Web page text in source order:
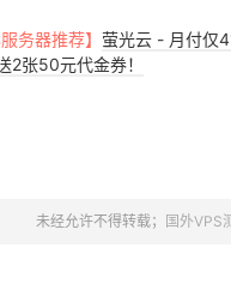
务器推荐】 萤光云 - 月付仅
2张50元代金券！
未经允许不得转载； 国外VPS